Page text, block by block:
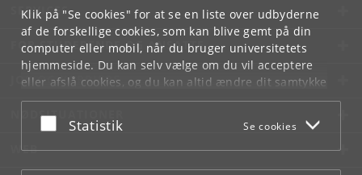
Klik på "Se cookies" for at se en liste over udbyderne
af de forskellige cookies, som kan blive gemt på din
computer eller mobil, når du bruger universitetets
hjemmeside. Du kan selv vælge om du vil acceptere
eller afslå cookies, og du kan altid ændre dit samtykke
underCookie- og privatlivspolitiksom du finder i
bunden af hver side.
Acceptér eller afslå
Statistik Se cookies
SERVICES
FOR STUDERENDE OG ANSATTE
JOB OG KARRIERE
NØDSITUATIONER
WEB